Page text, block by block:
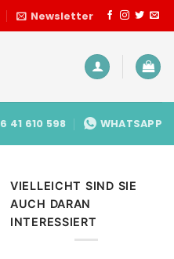
Newsletter
41 610 598 WHATSAPP
VIELLEICHT SIND SIE
AUCH DARAN
INTERESSIERT